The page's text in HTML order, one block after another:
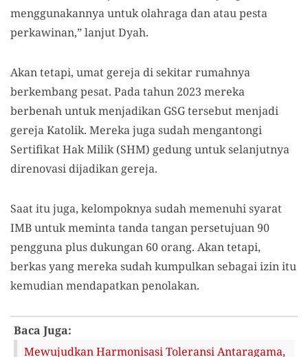
menggunakannya untuk olahraga dan atau pesta
perkawinan,” lanjut Dyah.
Akan tetapi, umat gereja di sekitar rumahnya
berkembang pesat. Pada tahun 2023 mereka
berbenah untuk menjadikan GSG tersebut menjadi
gereja Katolik. Mereka juga sudah mengantongi
Sertifikat Hak Milik (SHM) gedung untuk selanjutnya
direnovasi dijadikan gereja.
Saat itu juga, kelompoknya sudah memenuhi syarat
IMB untuk meminta tanda tangan persetujuan 90
pengguna plus dukungan 60 orang. Akan tetapi,
berkas yang mereka sudah kumpulkan sebagai izin itu
kemudian mendapatkan penolakan.
Baca Juga:
Mewujudkan Harmonisasi Toleransi Antaragama,